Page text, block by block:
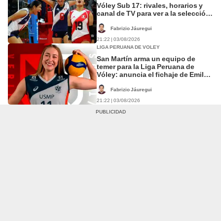
Vóley Sub 17: rivales, horarios y
canal de TV para ver a la selección
Fabrizio Jáuregui
21:22 | 03/08/2026
LIGA PERUANA DE VOLEY
San Martín arma un equipo de
temer para la Liga Peruana de
Vóley: anuncia el fichaje de Emily
Fabrizio Jáuregui
21:22 | 03/08/2026